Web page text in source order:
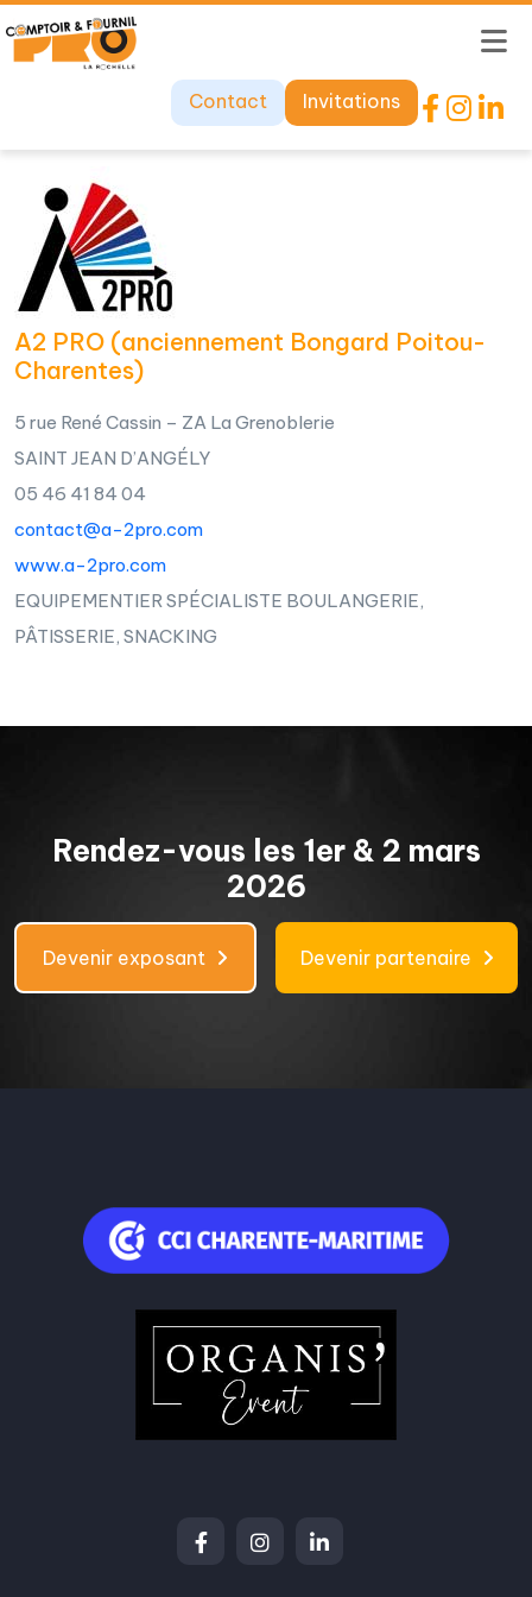
Contact Invitations
A2 PRO (anciennement Bongard Poitou-
Charentes)
5 rue René Cassin – ZA La Grenoblerie
SAINT JEAN D’ANGÉLY
05 46 41 84 04
contact@a-2pro.com
www.a-2pro.com
EQUIPEMENTIER SPÉCIALISTE BOULANGERIE,
PÂTISSERIE, SNACKING
Rendez-vous les 1er & 2 mars
2026
Devenir exposant Devenir partenaire